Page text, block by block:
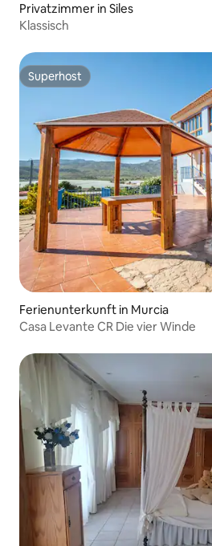
Privatzimmer in Siles
Klassisch
Superhost
Superhost
Ferienunterkunft in Murcia
Casa Levante CR Die vier Winde